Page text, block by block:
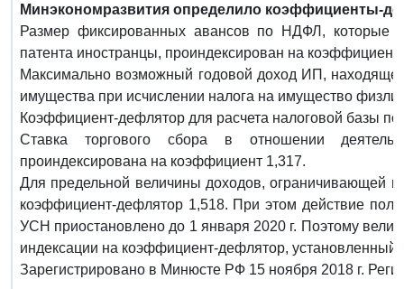
Минэкономразвития определило коэффициенты-
Размер фиксированных авансов по НДФЛ, которые
патента иностранцы, проиндексирован на коэффициент
Максимально возможный годовой доход ИП,
имущества при исчислении налога на имущество
Коэффициент-дефлятор для расчета налоговой базы
Ставка торгового сбора в отношении
проиндексирована на коэффициент 1,317.
Для предельной величины доходов, ограничивающей
коэффициент-дефлятор 1,518. При этом действие
УСН приостановлено до 1 января 2020 г. Поэтому
индексации на коэффициент-дефлятор, установленный
Зарегистрировано в Минюсте РФ 15 ноября 2018 г.